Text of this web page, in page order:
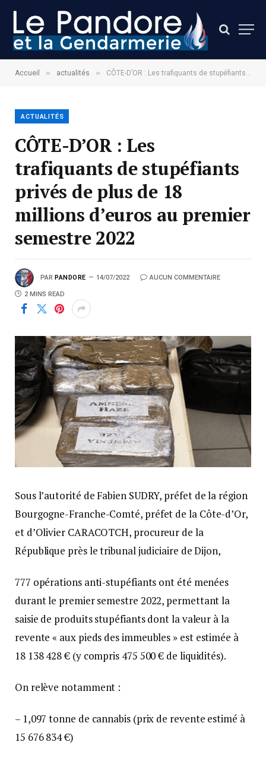
Accueil » actualités » CÔTE-D’OR : Les trafiquants de stupéfiants privés de plus de 18 millions d’euros au premier semestre 2022
ACTUALITÉS
CÔTE-D’OR : Les
trafiquants de stupéfiants
privés de plus de 18
millions d’euros au premier
semestre 2022
PAR PANDORE 14/07/2022 AUCUN COMMENTAIRE
2 MINS READ
Sous l’autorité de Fabien SUDRY, préfet de la région
Bourgogne-Franche-Comté, préfet de la Côte-d’Or,
et d’Olivier CARACOTCH, procureur de la
République près le tribunal judiciaire de Dijon,
777 opérations anti-stupéfiants ont été menées
durant le premier semestre 2022, permettant la
saisie de produits stupéfiants dont la valeur à la
revente « aux pieds des immeubles » est estimée à
18 138 428 € (y compris 475 500 € de liquidités).
On relève notamment :
– 1,097 tonne de cannabis (prix de revente estimé à
15 676 834 €)